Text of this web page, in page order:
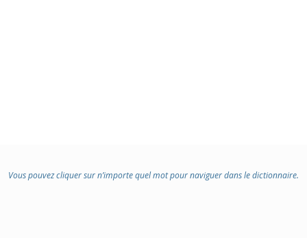
Vous pouvez cliquer sur n’importe quel mot pour naviguer dans le dictionnaire.